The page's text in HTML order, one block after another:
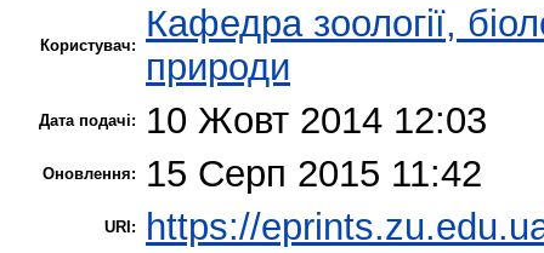
Користувач:
Кафедра зоології,
природи
Дата подачі: 10 Жовт 2014 12:03
Оновлення: 15 Серп 2015 11:42
URI: https://